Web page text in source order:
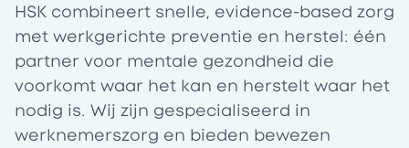
HSK combineert snelle, evidence-based zorg
met werkgerichte preventie en herstel: één
partner voor mentale gezondheid die
voorkomt waar het kan en herstelt waar het
nodig is. Wij zijn gespecialiseerd in
werknemerszorg en bieden bewezen